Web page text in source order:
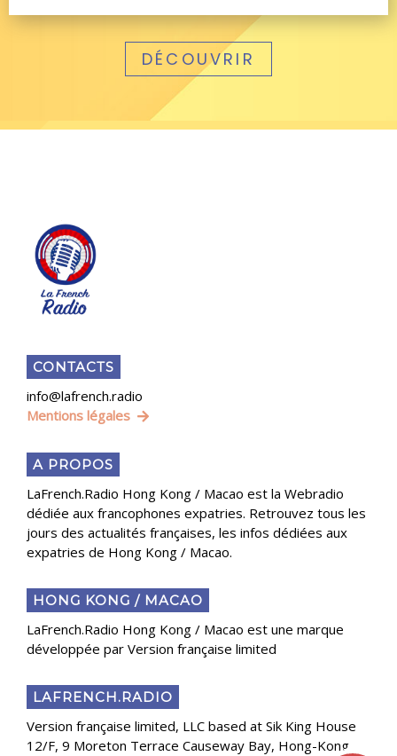
DÉCOUVRIR
CONTACTS
info@lafrench.radio
Mentions légales
A PROPOS
LaFrench.Radio Hong Kong / Macao est la Webradio
dédiée aux francophones expatries. Retrouvez tous les
jours des actualités françaises, les infos dédiées aux
expatries de Hong Kong / Macao.
HONG KONG / MACAO
LaFrench.Radio Hong Kong / Macao est une marque
développée par Version française limited
LAFRENCH.RADIO
Version française limited, LLC based at Sik King House
12/F, 9 Moreton Terrace Causeway Bay, Hong-Kong